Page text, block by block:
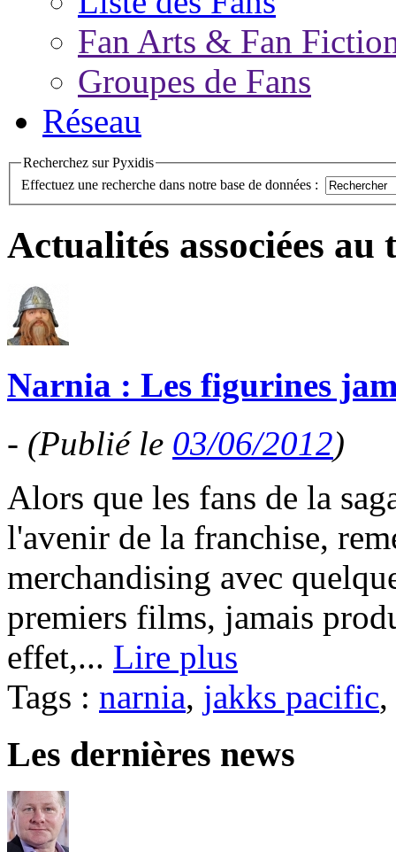
Fan Arts & Fan
Groupes de Fans
Réseau
Recherchez sur Pyxidis
Effectuez une recherche dans notre base de données :
Actualités associées au
Narnia : Les figurines
- (Publié le 03/06/2012)
Alors que les fans de la
l'avenir de la franchise,
merchandising avec
premiers films, jamais
effet,... Lire plus
Tags : narnia, jakks pacific,
Les dernières news